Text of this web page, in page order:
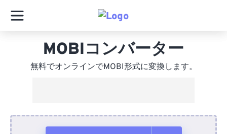
MOBIコンバーター
無料でオンラインでMOBI形式に変換します。